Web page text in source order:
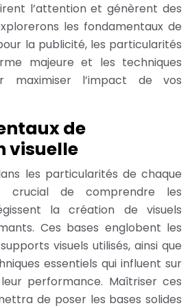
l’attention et génèrent des
les fondamentaux de
la publicité, les particularités
majeure et les techniques
maximiser l’impact de vos
de
visuelle
les particularités de chaque
crucial de comprendre les
la création de visuels
Ces bases englobent les
visuels utilisés, ainsi que
essentiels qui influent sur
performance. Maîtriser ces
de poser les bases solides